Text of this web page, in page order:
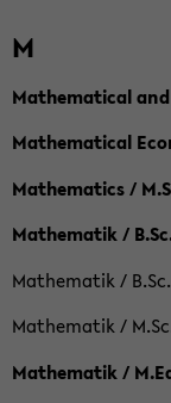
M
Mathematical and
Mathematical
Mathematics /
Mathematik /
Mathematik /
Mathematik /
Mathematik /